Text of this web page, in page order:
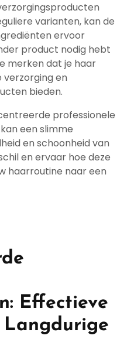
varianten, kan de
ervoor
product nodig hebt
merken dat je haar
en
bieden.
professionele
een slimme
en schoonheid van
en ervaar hoe deze
haarroutine naar een
Effectieve
Langdurige